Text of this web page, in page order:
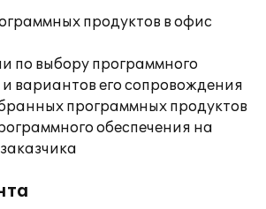
продуктов в офис
по выбору программного
вариантов его сопровождения
программных продуктов
обеспечения на